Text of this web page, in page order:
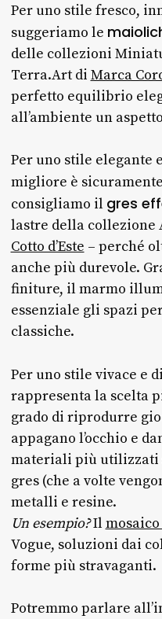
Per uno stile fresco,
suggeriamo le
delle collezioni
Terra.Art di Marca
perfetto equilibrio
all’ambiente un
Per uno stile elegante
migliore è
consigliamo il gres
lastre della collezione
Cotto d’Este – perché
anche più durevole.
finiture, il marmo
essenziale gli spazi
classiche.
Per uno stile vivace e
rappresenta la scelta
grado di riprodurre
appagano l’occhio e
materiali più utilizzati
gres (che a volte
metalli e resine.
Un esempio?Il
Vogue, soluzioni dai
forme più stravaganti.
Potremmo parlare